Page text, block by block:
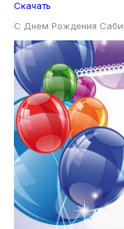
Скачать
С Днем Рождения